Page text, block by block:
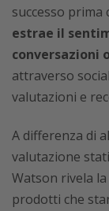
successo prima
estrae il
conversazioni
attraverso
valutazioni e
A differenza di
valutazione
Watson rivela
prodotti che